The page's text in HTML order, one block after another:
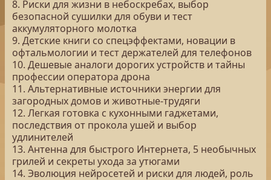
8. Риски для жизни в небоскребах, выбор
безопасной сушилки для обуви и тест
аккумуляторного молотка
9. Детские книги со спецэффектами, новации в
офтальмологии и тест держателей для телефонов
10. Дешевые аналоги дорогих устройств и тайны
профессии оператора дрона
11. Альтернативные источники энергии для
загородных домов и животные-трудяги
12. Легкая готовка с кухонными гаджетами,
последствия от прокола ушей и выбор
удлинителей
13. Антенна для быстрого Интернета, 5 необычных
грилей и секреты ухода за утюгами
14. Эволюция нейросетей и риски для людей, роль